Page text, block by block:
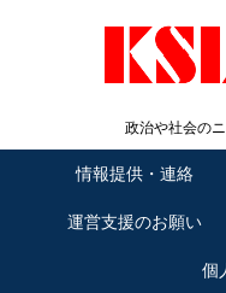
政治や社会の
情報提供・連絡
運営支援のお願い
個